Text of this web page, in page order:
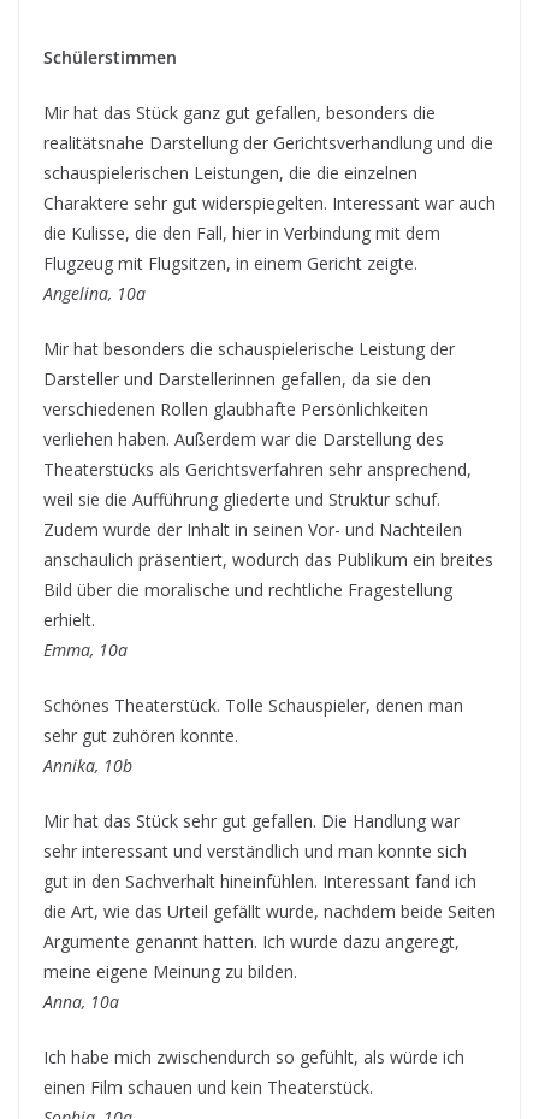
Schülerstimmen
Mir hat das Stück ganz gut gefallen, besonders die
realitätsnahe Darstellung der Gerichtsverhandlung und die
schauspielerischen Leistungen, die die einzelnen
Charaktere sehr gut widerspiegelten. Interessant war auch
die Kulisse, die den Fall, hier in Verbindung mit dem
Flugzeug mit Flugsitzen, in einem Gericht zeigte.
Angelina, 10a
Mir hat besonders die schauspielerische Leistung der
Darsteller und Darstellerinnen gefallen, da sie den
verschiedenen Rollen glaubhafte Persönlichkeiten
verliehen haben. Außerdem war die Darstellung des
Theaterstücks als Gerichtsverfahren sehr ansprechend,
weil sie die Aufführung gliederte und Struktur schuf.
Zudem wurde der Inhalt in seinen Vor- und Nachteilen
anschaulich präsentiert, wodurch das Publikum ein breites
Bild über die moralische und rechtliche Fragestellung
erhielt.
Emma, 10a
Schönes Theaterstück. Tolle Schauspieler, denen man
sehr gut zuhören konnte.
Annika, 10b
Mir hat das Stück sehr gut gefallen. Die Handlung war
sehr interessant und verständlich und man konnte sich
gut in den Sachverhalt hineinfühlen. Interessant fand ich
die Art, wie das Urteil gefällt wurde, nachdem beide Seiten
Argumente genannt hatten. Ich wurde dazu angeregt,
meine eigene Meinung zu bilden.
Anna, 10a
Ich habe mich zwischendurch so gefühlt, als würde ich
einen Film schauen und kein Theaterstück.